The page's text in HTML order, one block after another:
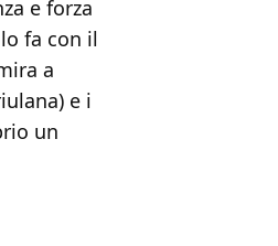
e forza
fa con il
a
e i
un